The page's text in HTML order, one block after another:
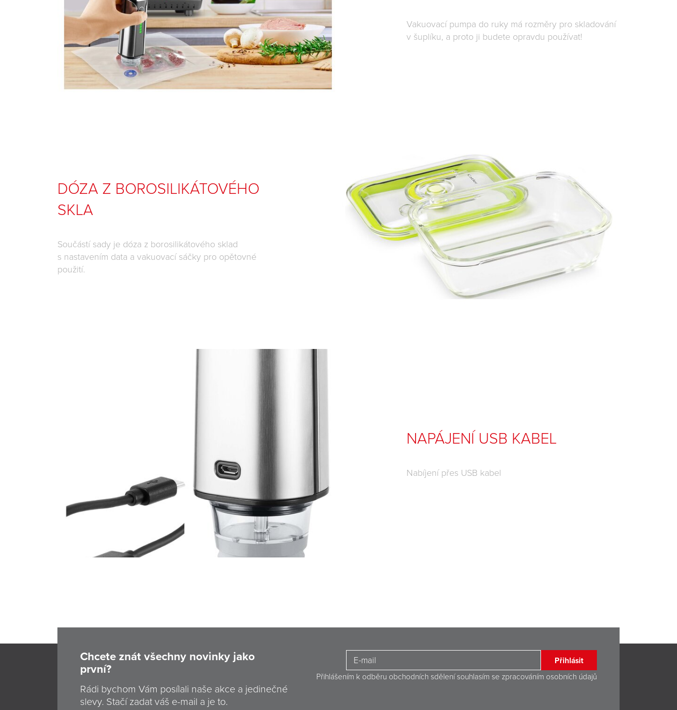
Vakuovací pumpa do ruky má rozměry pro skladování
v šuplíku, a proto ji budete opravdu používat!
DÓZA Z BOROSILIKÁTOVÉHO
SKLA
Součástí sady je dóza z borosilikátového sklad
s nastavením data a vakuovací sáčky pro opětovné
použití.
NAPÁJENÍ USB KABEL
Nabíjení přes USB kabel
Chcete znát všechny novinky jako
první?
Rádi bychom Vám posílali naše akce a jedinečné
slevy. Stačí zadat váš e-mail a je to.
Přihlásit
Přihlášením k odběru obchodních sdělení souhlasím se zpracováním osobních údajů